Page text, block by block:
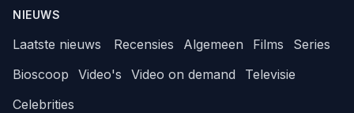
NIEUWS
Laatste nieuws Recensies Algemeen Films
Series
Bioscoop
Video's Video on demand
Televisie
Celebrities